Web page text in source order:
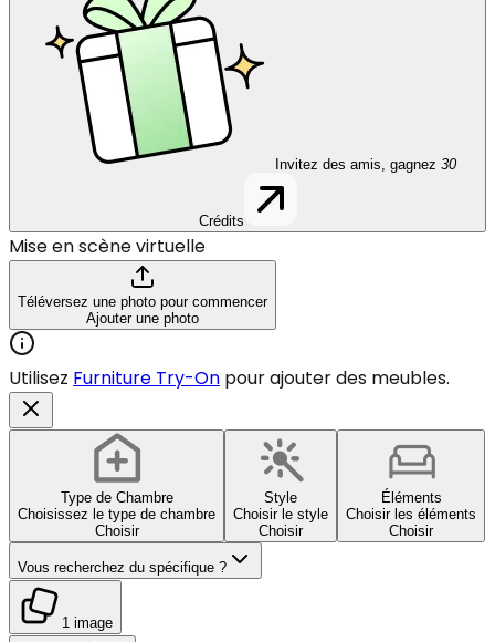
Invitez des amis, gagnez 30
Crédits
Mise en scène virtuelle
Téléversez une photo pour commencer
Ajouter une photo
Utilisez Furniture Try-On pour ajouter des meubles.
Type de Chambre
Choisissez le type de chambre
Choisir
Style
Choisir le style
Choisir
Éléments
Choisir les éléments
Choisir
Vous recherchez du spécifique ?
1 image